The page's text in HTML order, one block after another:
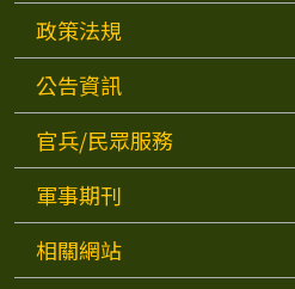
政策法規
公告資訊
官兵/民眾服務
軍事期刊
相關網站